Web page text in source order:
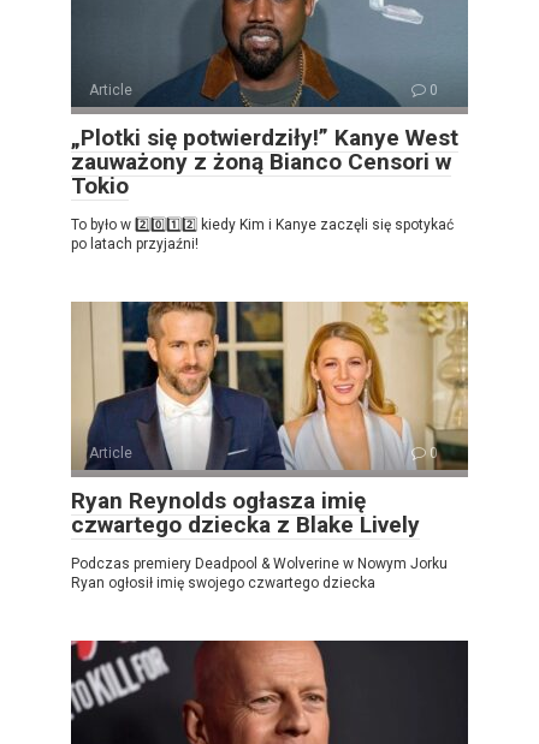
Article 0
„Plotki się potwierdziły!” Kanye West
zauważony z żoną Bianco Censori w
Tokio
To było w 2️⃣0️⃣1️⃣2️⃣ kiedy Kim i Kanye zaczęli się spotykać
po latach przyjaźni!
Article 0
Ryan Reynolds ogłasza imię
czwartego dziecka z Blake Lively
Podczas premiery Deadpool & Wolverine w Nowym Jorku
Ryan ogłosił imię swojego czwartego dziecka